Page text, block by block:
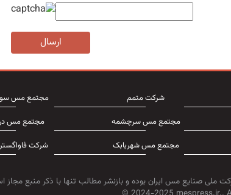
ارسال
شرکت متمم
مجتمع مس سرچشمه
مجتمع مس شهربابک
مجتمع مس
مجتمع مس
شرکت
ملی صنایع مس ایران بوده و بازنشر مطالب تنها با ذکر منبع مجاز